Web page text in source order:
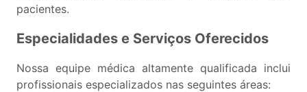
pacientes.
Especialidades e Serviços Oferecidos
Nossa equipe médica altamente qualificada inclui
profissionais especializados nas seguintes áreas: